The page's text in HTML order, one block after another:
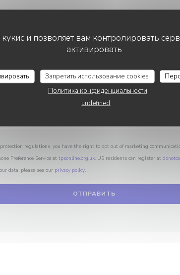
кукис и позволяет вам контролировать
активировать
Запретить использование cookies
Политика конфиденциальности
undefined
regulations, you have the right to opt out of marketing
Preference Service at tpsonline.org.uk. US residents can register at
data, please see our privacy policy.
STEAKHOUSE DISTRICT